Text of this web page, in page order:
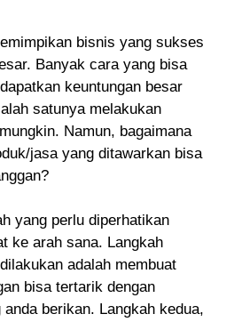
bisnis yang sukses
Banyak cara yang bisa
keuntungan besar
satunya melakukan
Namun, bagaimana
jasa yang ditawarkan bisa
yang perlu diperhatikan
ke arah sana. Langkah
adalah membuat
bisa tertarik dengan
berikan. Langkah kedua,